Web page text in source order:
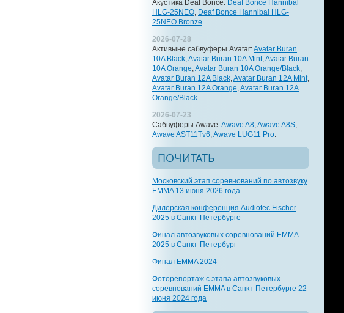
Акустика Deaf Bonce: Deaf Bonce Hannibal
HLG-25NEO, Deaf Bonce Hannibal HLG-
25NEO Bronze.
2026-07-28
Активыне сабвуферы Avatar:Avatar Buran
10A Black,Avatar Buran 10A Mint,Avatar Buran
10A Orange,Avatar Buran 10A Orange/Black,
Avatar Buran 12A Black,Avatar Buran 12A Mint,
Avatar Buran 12A Orange,Avatar Buran 12A
Orange/Black.
2026-07-23
Сабвуферы Awave:Awave A8,Awave A8S,
Awave AST11Tv6,Awave LUG11 Pro.
ПОЧИТАТЬ
Московский этап соревнований по автозвуку
EMMA 13 июня 2026 года
Дилерская конференция Audiotec Fischer
2025 в Санкт-Петербурге
Финал автозвуковых соревнований EMMA
2025 в Санкт-Петербург
Финал EMMA 2024
Фоторепортаж с этапа автозвуковых
соревнований EMMA в Санкт-Петербурге 22
июня 2024 года